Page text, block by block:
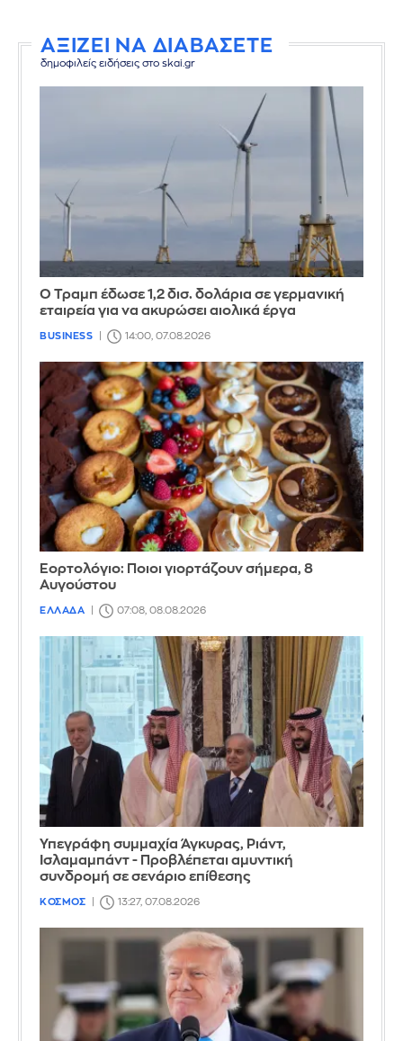
ΑΞΙΖΕΙ ΝΑ ΔΙΑΒΑΣΕΤΕ
δημοφιλείς ειδήσεις στο skai.gr
Ο Τραμπ έδωσε 1,2 δισ. δολάρια σε γερμανική
εταιρεία για να ακυρώσει αιολικά έργα
BUSINESS 14:00, 07.08.2026
Εορτολόγιο: Ποιοι γιορτάζουν σήμερα, 8
Αυγούστου
ΕΛΛΑΔΑ 07:08, 08.08.2026
Υπεγράφη συμμαχία Άγκυρας, Ριάντ,
Ισλαμαμπάντ - Προβλέπεται αμυντική
συνδρομή σε σενάριο επίθεσης
ΚΟΣΜΟΣ 13:27, 07.08.2026